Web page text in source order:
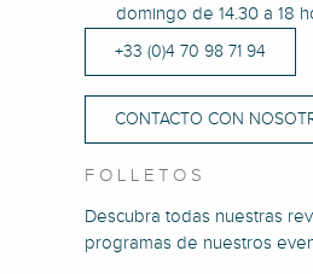
domingo de 14.30 a 18
+33 (0)4 70 98 71 94
CONTACTO CON
FOLLETOS
Descubra todas nuestras
programas de nuestros